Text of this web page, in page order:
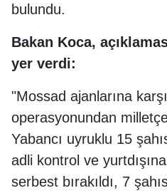
bulundu.
Bakan Koca,
yer verdi:
"Mossad ajanlarına
operasyonundan
Yabancı uyruklu 15
adli kontrol ve
serbest bırakıldı, 7